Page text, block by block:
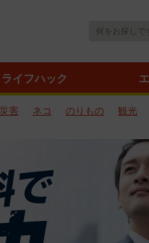
ライフハック
災害 ネコ のりもの 観光